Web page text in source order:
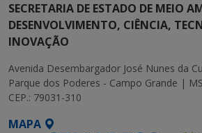
SECRETARIA DE ESTADO DE MEIO
DESENVOLVIMENTO, CIÊNCIA,
INOVAÇÃO
Avenida Desembargador José Nunes da
Parque dos Poderes - Campo Grande | MS
CEP.: 79031-310
MAPA